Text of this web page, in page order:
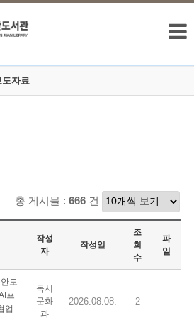
도자료
총 게시물 :666 건
작성
자
작성일
조
회
수
파
일
도
프
업
독서
문화
과
2026.08.08. 2